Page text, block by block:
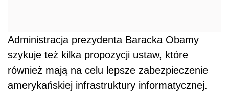
Administracja prezydenta Baracka Obamy
szykuje też kilka propozycji ustaw, które
również mają na celu lepsze zabezpieczenie
amerykańskiej infrastruktury informatycznej.